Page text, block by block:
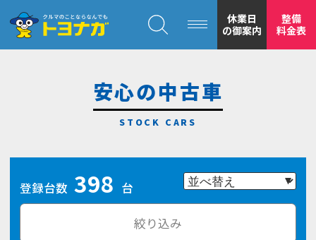
安心の
休業日
の御案内
整備
料金表
安心の中古車
登録台数 398 台
絞り込み